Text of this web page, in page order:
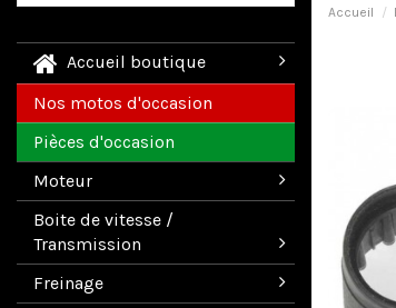
Accueil boutique
Nos motos d'occasion
Pièces d'occasion
Moteur
Boite de vitesse /
Transmission
Freinage
Accueil